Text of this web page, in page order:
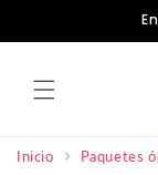
Inicio Paquetes